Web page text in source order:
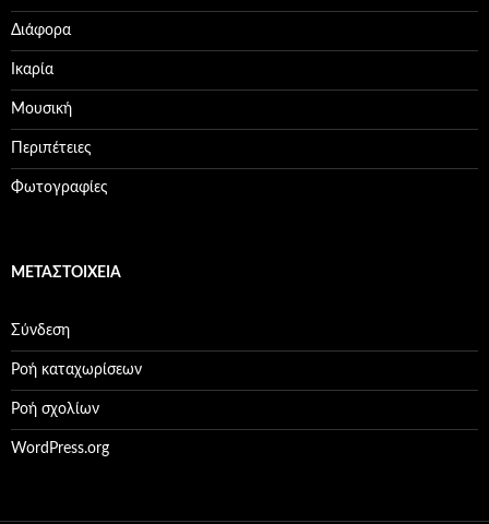
Διάφορα
Ικαρία
Μουσική
Περιπέτειες
Φωτογραφίες
ΜΕΤΑΣΤΟΙΧΕΊΑ
Σύνδεση
Ροή καταχωρίσεων
Ροή σχολίων
WordPress.org